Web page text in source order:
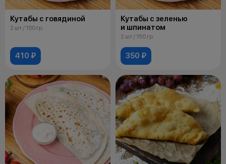
Кутабы с говядиной
2 шт / 150 гр
410 ₽
Кутабы с зеленью
и шпинатом
2 шт / 150 гр
350 ₽